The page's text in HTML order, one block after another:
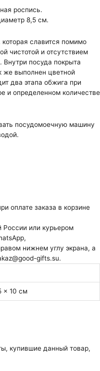
роспись.
8,5 см.
славится помимо
чистотой и отсутствием
посуда покрыта
же выполнен цветной
два этапа обжига при
и определенном количестве
посудомоечную машину
оплате заказа в корзине
России или курьером
нижнем углу экрана, а
gifts.su.
× 10 см
купившие данный товар,